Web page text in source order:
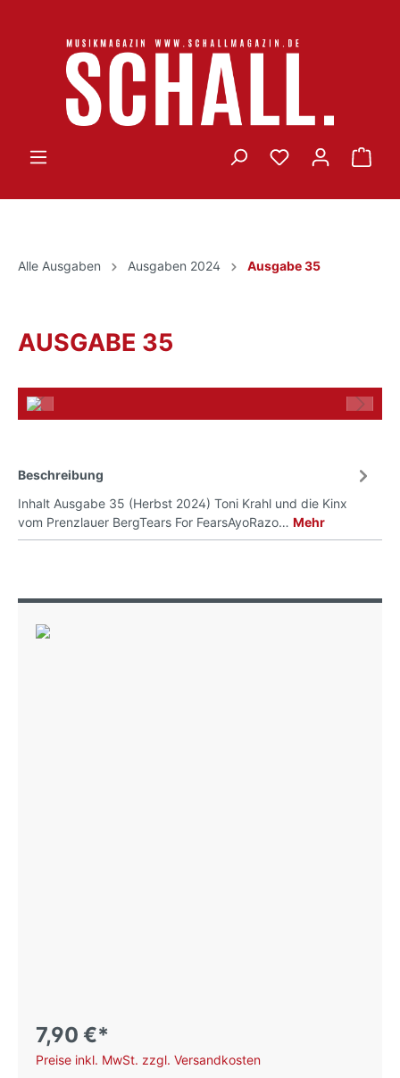
Alle Ausgaben Ausgaben 2024 Ausgabe 35
AUSGABE 35
Beschreibung
Inhalt Ausgabe 35 (Herbst 2024) Toni Krahl und die Kinx
vom Prenzlauer BergTears For FearsAyoRazo… Mehr
7,90 €*
Preise inkl. MwSt. zzgl. Versandkosten